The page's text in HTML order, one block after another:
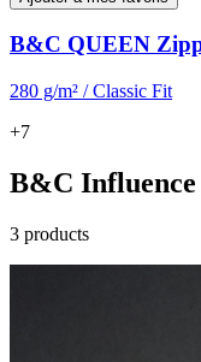
B&C QUEEN
280 g/m² / Classic Fit
+7
B&C Influence
3 products